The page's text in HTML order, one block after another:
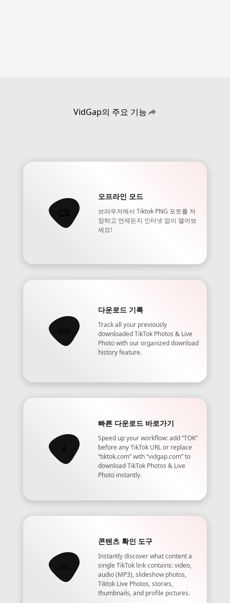
VidGap의 주요 기능
오프라인 모드
브라우저에서 Tiktok PNG 포토를 저
장하고 언제든지 인터넷 없이 열어보
세요!
다운로드 기록
Track all your previously
downloaded TikTok Photos & Live
Photo with our organized download
history feature.
빠른 다운로드 바로가기
Speed up your workflow: add “TOK”
before any TikTok URL or replace
“tiktok.com” with “vidgap.com” to
download TikTok Photos & Live
Photo instantly.
콘텐츠 확인 도구
Instantly discover what content a
single TikTok link contains: video,
audio (MP3), slideshow photos,
Tiktok Live Photos, stories,
thumbnails, and profile pictures.